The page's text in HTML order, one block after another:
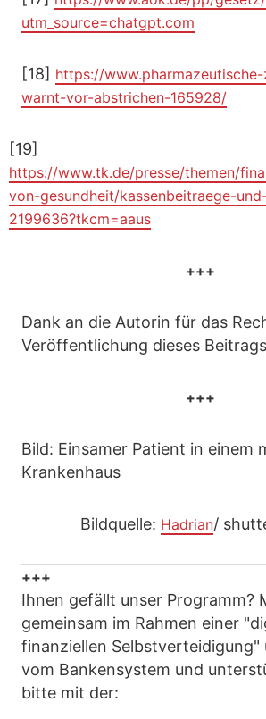
utm_source=chatgpt.com
[18] https://
warnt-vor-abstrichen-165928/
[19]
https://www.tk.de/presse/themen/
von-gesundheit/kassenbeitraege-
2199636?tkcm=aaus
+++
Dank an die Autorin für das
Veröffentlichung dieses
+++
Bild: Einsamer Patient in einem
Krankenhaus
Bildquelle: Hadrian/
+++
Ihnen gefällt unser Programm?
gemeinsam im Rahmen einer
finanziellen Selbstverteidigung"
vom Bankensystem und
bitte mit der: